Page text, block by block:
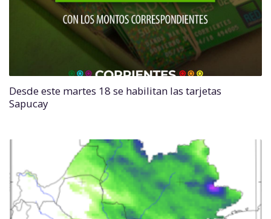
Desde este martes 18 se habilitan las tarjetas
Sapucay